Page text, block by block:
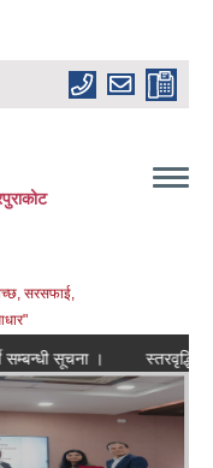
सरसफाई,
सूचना । स्तरवृद्धि गरिएको